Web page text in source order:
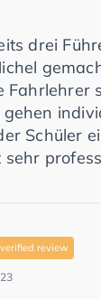
drei
Fahrlehrer
Schüler
sehr
review